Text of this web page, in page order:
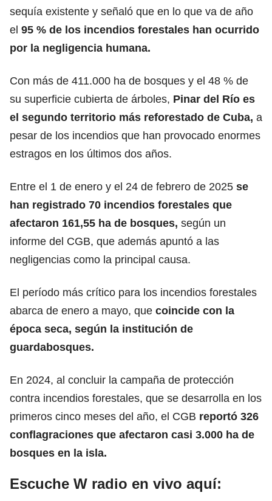
sequía existente y señaló que en lo que va de año
el 95 % de los incendios forestales han ocurrido
por la negligencia humana.
Con más de 411.000 ha de bosques y el 48 % de
su superficie cubierta de árboles, Pinar del Río es
el segundo territorio más reforestado de Cuba, a
pesar de los incendios que han provocado enormes
estragos en los últimos dos años.
Entre el 1 de enero y el 24 de febrero de 2025 se
han registrado 70 incendios forestales que
afectaron 161,55 ha de bosques, según un
informe del CGB, que además apuntó a las
negligencias como la principal causa.
El período más crítico para los incendios forestales
abarca de enero a mayo, que coincide con la
época seca, según la institución de
guardabosques.
En 2024, al concluir la campaña de protección
contra incendios forestales, que se desarrolla en los
primeros cinco meses del año, el CGB reportó 326
conflagraciones que afectaron casi 3.000 ha de
bosques en la isla.
Escuche W radio en vivo aquí: